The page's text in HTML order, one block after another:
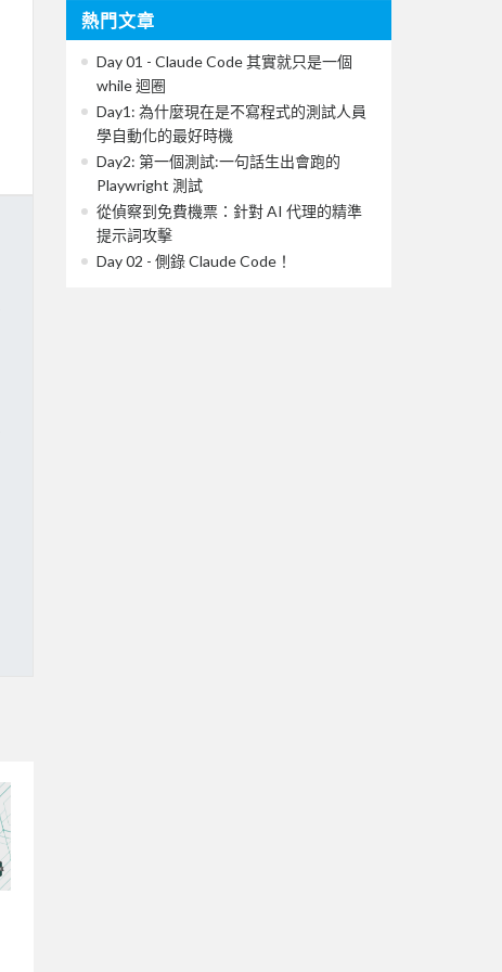
熱門文章
Day 01 - Claude Code 其實就只是一個
while 迴圈
Day1: 為什麼現在是不寫程式的測試人員
學自動化的最好時機
Day2: 第一個測試:一句話生出會跑的
Playwright 測試
從偵察到免費機票：針對 AI 代理的精準
提示詞攻擊
Day 02 - 側錄 Claude Code！